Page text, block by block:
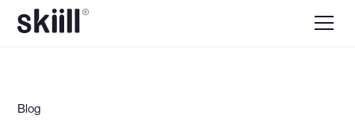
Blog